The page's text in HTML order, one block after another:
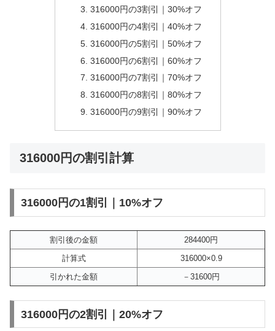
316000円の3割引｜30%オフ
316000円の4割引｜40%オフ
316000円の5割引｜50%オフ
316000円の6割引｜60%オフ
316000円の7割引｜70%オフ
316000円の8割引｜80%オフ
316000円の9割引｜90%オフ
316000円の割引計算
316000円の1割引｜10%オフ
割引後の金額
284400円
計算式
316000×0.9
引かれた金額
－31600円
316000円の2割引｜20%オフ